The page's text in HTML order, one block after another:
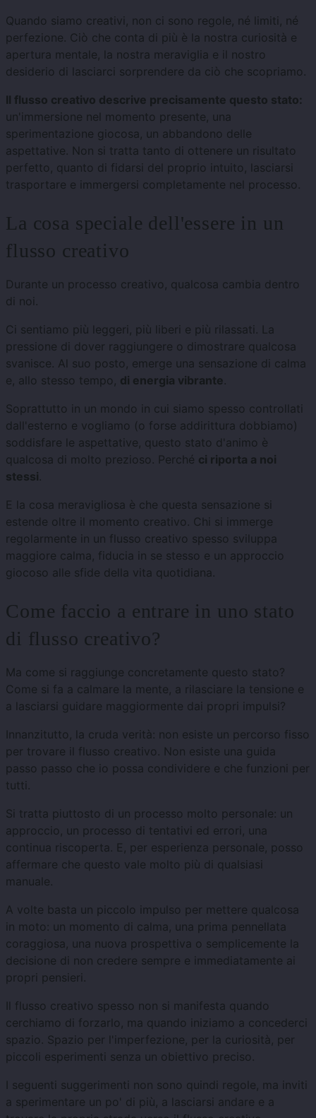
Quando siamo creativi, non ci sono regole, né limiti, né
perfezione. Ciò che conta di più è la nostra curiosità e
apertura mentale, la nostra meraviglia e il nostro
desiderio di lasciarci sorprendere da ciò che scopriamo.
Il flusso creativo descrive precisamente questo stato:
un'immersione nel momento presente, una
sperimentazione giocosa, un abbandono delle
aspettative. Non si tratta tanto di ottenere un risultato
perfetto, quanto di fidarsi del proprio intuito, lasciarsi
trasportare e immergersi completamente nel processo.
La cosa speciale dell'essere in un
flusso creativo
Durante un processo creativo, qualcosa cambia dentro
di noi.
Ci sentiamo più leggeri, più liberi e più rilassati. La
pressione di dover raggiungere o dimostrare qualcosa
svanisce. Al suo posto, emerge una sensazione di calma
e, allo stesso tempo, di energia vibrante.
Soprattutto in un mondo in cui siamo spesso controllati
dall'esterno e vogliamo (o forse addirittura dobbiamo)
soddisfare le aspettative, questo stato d'animo è
qualcosa di molto prezioso. Perché ci riporta a noi
stessi.
E la cosa meravigliosa è che questa sensazione si
estende oltre il momento creativo. Chi si immerge
regolarmente in un flusso creativo spesso sviluppa
maggiore calma, fiducia in se stesso e un approccio
giocoso alle sfide della vita quotidiana.
Come faccio a entrare in uno stato
di flusso creativo?
Ma come si raggiunge concretamente questo stato?
Come si fa a calmare la mente, a rilasciare la tensione e
a lasciarsi guidare maggiormente dai propri impulsi?
Innanzitutto, la cruda verità: non esiste un percorso fisso
per trovare il flusso creativo. Non esiste una guida
passo passo che io possa condividere e che funzioni per
tutti.
Si tratta piuttosto di un processo molto personale: un
approccio, un processo di tentativi ed errori, una
continua riscoperta. E, per esperienza personale, posso
affermare che questo vale molto più di qualsiasi
manuale.
A volte basta un piccolo impulso per mettere qualcosa
in moto: un momento di calma, una prima pennellata
coraggiosa, una nuova prospettiva o semplicemente la
decisione di non credere sempre e immediatamente ai
propri pensieri.
Il flusso creativo spesso non si manifesta quando
cerchiamo di forzarlo, ma quando iniziamo a concederci
spazio. Spazio per l'imperfezione, per la curiosità, per
piccoli esperimenti senza un obiettivo preciso.
I seguenti suggerimenti non sono quindi regole, ma inviti
a sperimentare un po' di più, a lasciarsi andare e a